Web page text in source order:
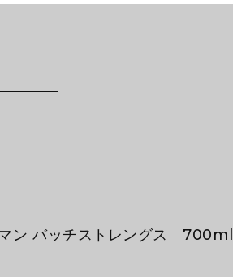
ン バッチストレングス 700ml